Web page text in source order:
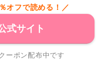
オフで読める！／
式サイト
ーポン配布中です